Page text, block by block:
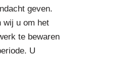
geven.
wij u om het
te bewaren
U